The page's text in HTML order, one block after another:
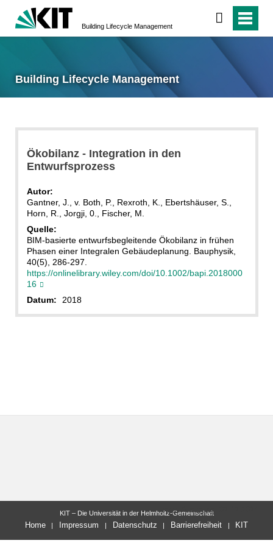
Building Lifecycle Management
Building Lifecycle Management
Ökobilanz - Integration in den
Entwurfsprozess
Autor:
Gantner, J., v. Both, P., Rexroth, K., Ebertshäuser, S.,
Horn, R., Jorgji, 0., Fischer, M.
Quelle:
BIM-basierte entwurfsbegleitende Ökobilanz in frühen
Phasen einer Integralen Gebäudeplanung. Bauphysik,
40(5), 286-297.
https://onlinelibrary.wiley.com/doi/10.1002/bapi.2018000
16
Datum:
2018
letzte Änderung: 02.12.2024
KIT – Die Universität in der Helmholtz-Gemeinschaft
Home Impressum Datenschutz Barrierefreiheit KIT